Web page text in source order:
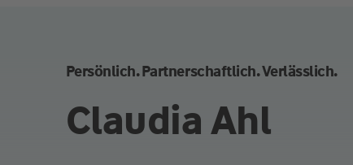
Persönlich. Partnerschaftlich. Verlässlich.
Claudia Ahl